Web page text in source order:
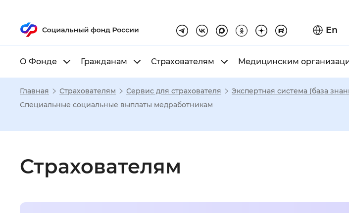
О Фонде Гражданам Страхователям Медицинским
Настройка режима
Главная Страхователям Сервис для страхователя
Экспертная система (база
Специальные социальные выплаты медработникам
Страхователям